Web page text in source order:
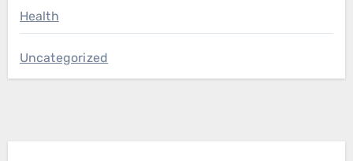
Health
Uncategorized